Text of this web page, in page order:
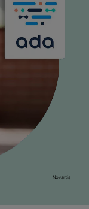
Novartis